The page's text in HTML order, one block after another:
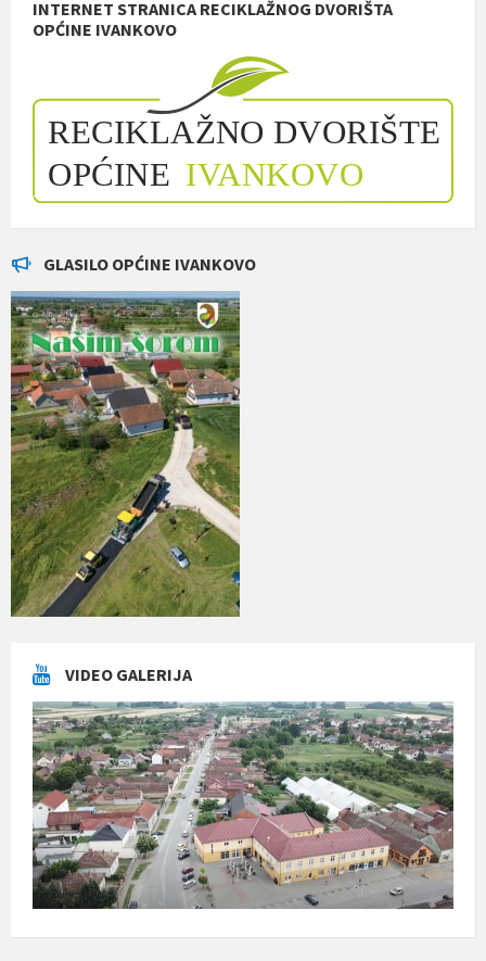
INTERNET STRANICA RECIKLAŽNOG DVORIŠTA
OPĆINE IVANKOVO
GLASILO OPĆINE IVANKOVO
VIDEO GALERIJA